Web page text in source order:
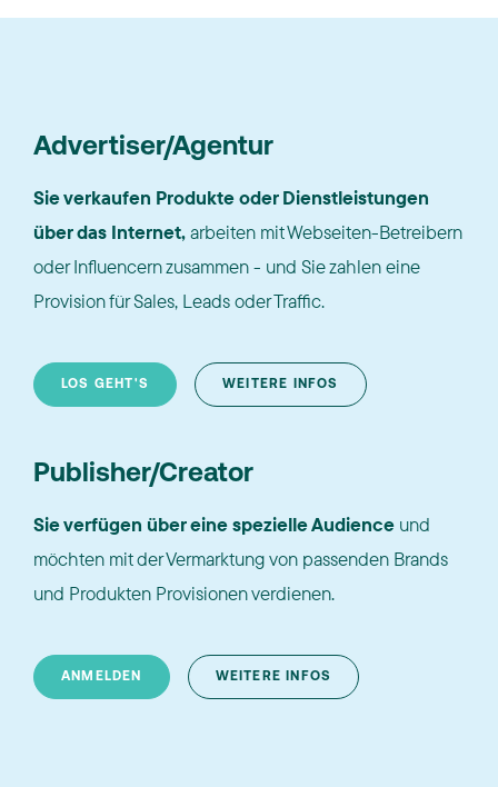
Advertiser/Agentur
Sie verkaufen Produkte oder Dienstleistungen
über das Internet,arbeiten mit Webseiten-Betreibern
oder Influencern zusammen - und Sie zahlen eine
Provision für Sales, Leads oder Traffic.
LOS GEHT'S WEITERE INFOS
Publisher/Creator
Sie verfügen über eine spezielle Audience und
möchten mit der Vermarktung von passenden Brands
und Produkten Provisionen verdienen.
ANMELDEN WEITERE INFOS